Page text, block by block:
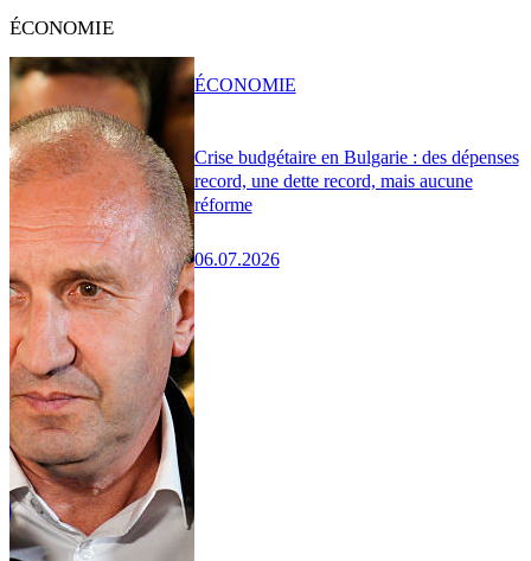
ÉCONOMIE
Crise budgétaire en Bulgarie : des dépenses
record, une dette record, mais aucune
réforme
06.07.2026
ÉCONOMIE